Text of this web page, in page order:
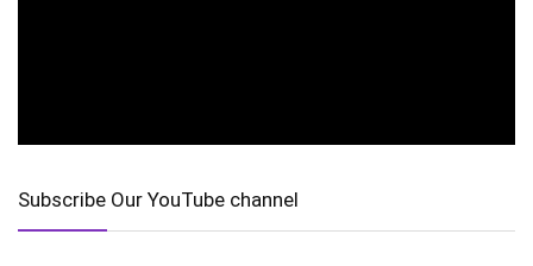
Subscribe Our YouTube channel